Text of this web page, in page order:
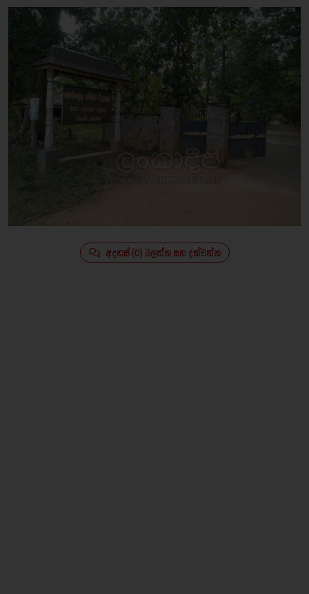
අදහස් (0) බලන්න සහ දක්වන්න